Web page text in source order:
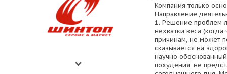
Компания только
Направление
1. Решение проблем
нехватки веса
причинам, не может
сказывается на
научно
похудения, не